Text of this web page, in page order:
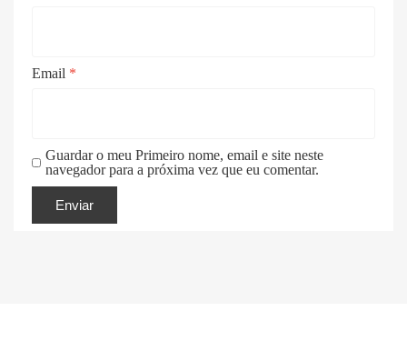
Email *
Guardar o meu Primeiro nome, email e site neste
navegador para a próxima vez que eu comentar.